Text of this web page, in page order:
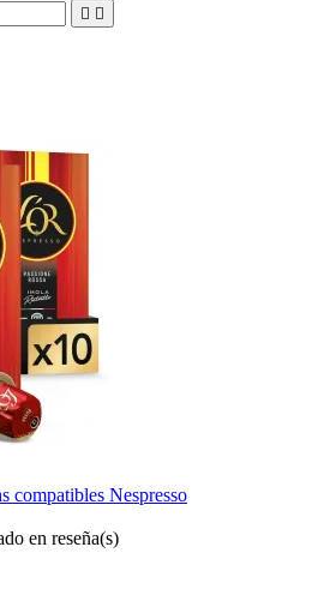
 
compatibles Nespresso
en reseña(s)